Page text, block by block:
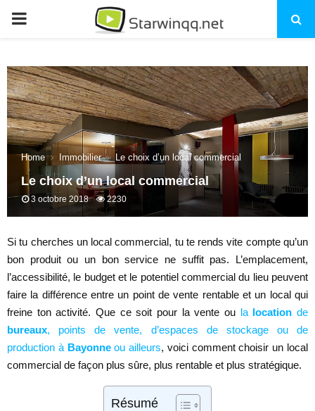
PRIMARY
Home Immobilier Le choix d’un local commercial
Le choix d’un local commercial
3 octobre 2018 2230
Si tu cherches un local commercial, tu te rends vite compte qu’un
bon produit ou un bon service ne suffit pas. L’emplacement,
l’accessibilité, le budget et le potentiel commercial du lieu peuvent
faire la différence entre un point de vente rentable et un local qui
freine ton activité. Que ce soit pour la vente ou lalocation de
bureaux, points de vente, d’espaces de stockage ou de
production à Bayonneou ailleurs, voici comment choisir un local
commercial de façon plus sûre, plus rentable et plus stratégique.
Résumé